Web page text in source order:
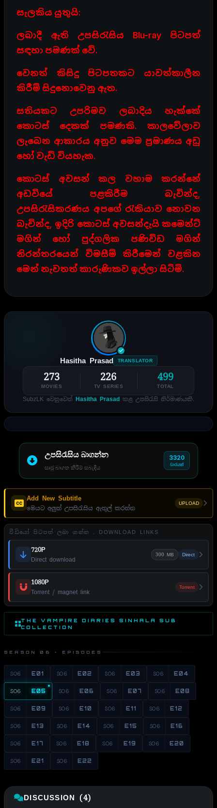
සැලකිය යුතුයි:
ලබාදී ඇති උපසිරැසිය Blu-ray පිටපත්
සඳහා පමණක් වේ.
වෙනත් කිසිදු පිටපතකට යාවත්කාලීන
කිරීම් සිදුනොවෙනු ඇත.
සතියකට උපරිමව ලබාදිය හැක්කේ
කොටස් දෙකක් පමණකි. කාලවේලාව
ලැබෙන ආකාරය අනුව මෙම ප්‍රමාණය අඩු
හෝ වැඩි වියහැක.
කොටස් අවසන් කල වහාම කරන්නේ
අඩවියේ පළකිරීම බැවින්ද,
උපසිරැසිකරණය අපගේ රැකියාව නොවන
බැවින්ද, ඉදිරි කොටස් අවසන්දැයි කමෙන්ට්
මගින් හෝ පුද්ගලික පණිවිඩ මගින්
නිරන්තරයෙන් විමසීම් කිරීමෙන් වළකින
මෙන් නැවතත් කාරුණිකව ඉල්ලා සිටිමි.
Hasitha Prasad TRANSLATOR
273
MOVIES
226
TV SERIES
499
TOTAL
SubzLK වෙනුවෙන් Hasitha Prasad කළ උපසිරැසි නිර්මාණයකි.
උපසිරැසිය බාගන්න
සෘජු බාගත කිරීම් සබැඳිය
3320
වාරයක්
Add New Subtitle
මෙයට අලුත් උපසිරැසිය ඇතුල් කරන්න
UPLOAD
වීඩියෝ පිටපත් ලබා ගන්න . DOWNLOAD LINKS
720P
Direct download
300 MB Direct
1080P
Torrent / magnet link
Torrent
THE VAMPIRE DIARIES SINHALA SUB
COLLECTION
SEASON 06 · EPISODES
S06 E01 S06 E02 S06 E03 S06 E04
S06 E05 S06 E06 S06 E07 S06 E08
S06 E09 S06 E10 S06 E11 S06 E12
S06 E13 S06 E14 S06 E15 S06 E16
S06 E17 S06 E18 S06 E19 S06 E20
S06 E21 S06 E22
DISCUSSION (4)